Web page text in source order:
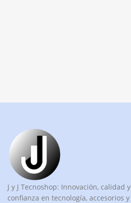
J y J Tecnoshop: Innovación, calidad y
confianza en tecnología, accesorios y